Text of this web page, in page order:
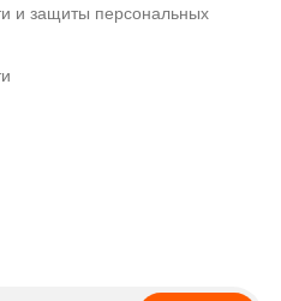
и защиты персональных